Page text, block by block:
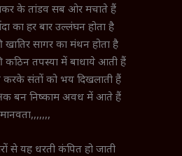
के तांडव सब ओर मचाते हैं
का हर बार उल्लंघन होता है
सागर का मंथन होता है
तपस्या में बाधाये आती हैं
करके संतों को भय दिखलाती हैं
बन निष्काम अवध में आते हैं
मानवता,,,,,,,
से यह धरती कंपित हो जाती